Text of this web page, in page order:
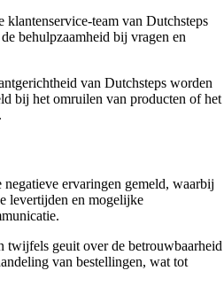
klantenservice-team van Dutchsteps
behulpzaamheid bij vragen en
van Dutchsteps worden
bij het omruilen van producten of het
ervaringen gemeld, waarbij
levertijden en mogelijke
twijfels geuit over de betrouwbaarheid
van bestellingen, wat tot